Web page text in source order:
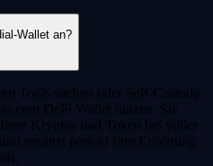
Wallet an?
Tools suchen oder Self-Custody
DeFi Wallet nutzen. Sie
Kryptos und Token bei voller
ergänzt perfekt Ihre Erfahrung